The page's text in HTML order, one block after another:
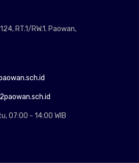
RT.1/RW.1. Paowan,
07:00 - 14:00 WIB